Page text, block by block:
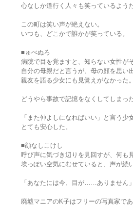
心なしか道行く人々も笑っているようだ
この町は笑い声が絶えない。
いつも、どこかで誰かが笑っている。
■ゅべぬろ
病院で目を覚ますと、知らない女性が
自分の母親だと言うが、母の顔を思い
親友を語る少女にも見覚えがなかった。
どうやら事故で記憶をなくしてしまっ
「また仲よしになればいい」と言う少
とても安心した。
■顔なしこけし
呼び声に気づき辺りを見回すが、何も
埃っぽい空気にむせていると、声が続
「あなたには今、目が……ありません」
廃墟マニアのK子はフリーの写真家であ